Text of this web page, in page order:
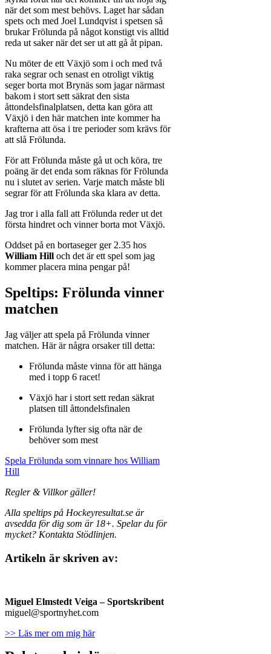
när det som mest behövs. Laget har sådan
spets och med Joel Lundqvist i spetsen så
brukar Frölunda på något konstigt vis alltid
reda ut saker när det ser ut att gå åt pipan.
Nu möter de ett Växjö som i och med två
raka segrar och senast en otroligt viktig
seger borta mot Brynäs som jagar närmast
bakom i stort sett säkrat den sista
åttondelsfinalplatsen, detta kan göra att
Växjö i den här matchen inte kommer ha
krafterna att ösa i tre perioder som krävs för
att slå Frölunda.
För att Frölunda måste gå ut och köra, tre
poäng är det enda som räknas för Frölunda
nu i slutet av serien. Varje match måste bli
segrar för att Frölunda ska klara av detta.
Jag tror i alla fall att Frölunda reder ut det
första hindret och vinner borta mot Växjö.
Oddset på en bortaseger ger 2.35 hos
William Hill och det är ett spel som jag
kommer placera mina pengar på!
Speltips: Frölunda vinner
matchen
Jag väljer att spela på Frölunda vinner
matchen. Här är några orsaker till detta:
Frölunda måste vinna för att hänga
med i topp 6 racet!
Växjö har i stort sett redan säkrat
platsen till åttondelsfinalen
Frölunda lyfter sig ofta när de
behöver som mest
Spela Frölunda som vinnare hos William
Hill
Regler & Villkor gäller!
Alla speltips på Hockeyresultat.se är
avsedda för dig som är 18+. Spelar du för
mycket? Kontakta Stödlinjen.
Artikeln är skriven av:
Miguel Elmstedt Veiga– Sportskribent
miguel@sportnyhet.com
>> Läs mer om mig här